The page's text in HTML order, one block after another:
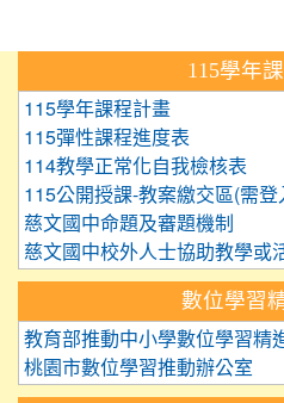
115學年
115學年課程計畫
115彈性課程進度表
114教學正常化自我檢核表
115公開授課-教案繳交區(需登
慈文國中命題及審題機制
慈文國中校外人士協助教學或
數位學習
教育部推動中小學數位學習精
桃園市數位學習推動辦公室